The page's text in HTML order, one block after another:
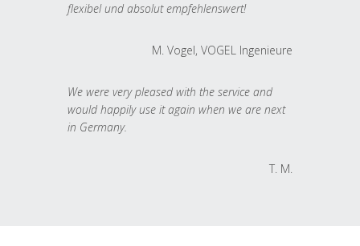
flexibel und absolut empfehlenswert!
M. Vogel, VOGEL Ingenieure
We were very pleased with the service and
would happily use it again when we are next
in Germany.
T. M.